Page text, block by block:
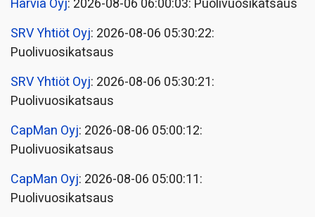
Harvia Oyj: 2026-08-06 06:00:03: Puolivuosikatsaus
SRV Yhtiöt Oyj: 2026-08-06 05:30:22:
Puolivuosikatsaus
SRV Yhtiöt Oyj: 2026-08-06 05:30:21:
Puolivuosikatsaus
CapMan Oyj: 2026-08-06 05:00:12:
Puolivuosikatsaus
CapMan Oyj: 2026-08-06 05:00:11:
Puolivuosikatsaus